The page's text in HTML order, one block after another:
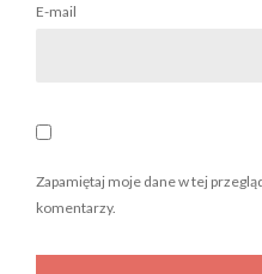
E-mail
Zapamiętaj moje dane w tej
komentarzy.